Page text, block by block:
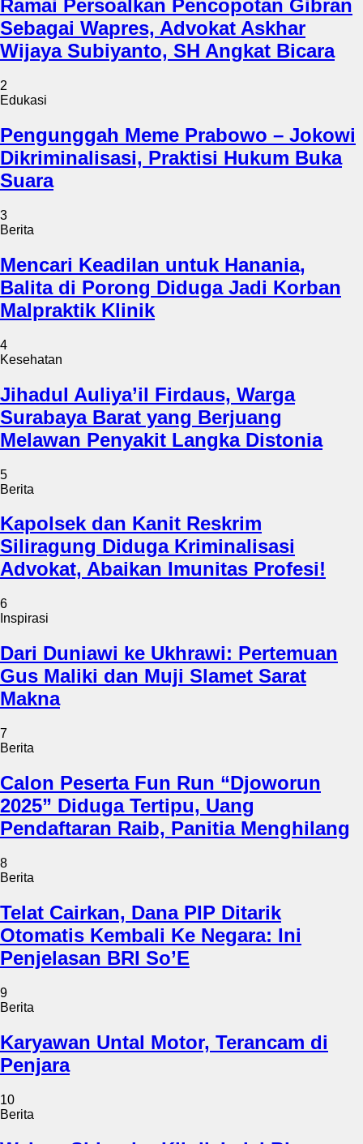
Ramai Persoalkan Pencopotan Gibran
Sebagai Wapres, Advokat Askhar
Wijaya Subiyanto, SH Angkat Bicara
2
Edukasi
Pengunggah Meme Prabowo – Jokowi
Dikriminalisasi, Praktisi Hukum Buka
Suara
3
Berita
Mencari Keadilan untuk Hanania,
Balita di Porong Diduga Jadi Korban
Malpraktik Klinik
4
Kesehatan
Jihadul Auliya’il Firdaus, Warga
Surabaya Barat yang Berjuang
Melawan Penyakit Langka Distonia
5
Berita
Kapolsek dan Kanit Reskrim
Siliragung Diduga Kriminalisasi
Advokat, Abaikan Imunitas Profesi!
6
Inspirasi
Dari Duniawi ke Ukhrawi: Pertemuan
Gus Maliki dan Muji Slamet Sarat
Makna
7
Berita
Calon Peserta Fun Run “Djoworun
2025” Diduga Tertipu, Uang
Pendaftaran Raib, Panitia Menghilang
8
Berita
Telat Cairkan, Dana PIP Ditarik
Otomatis Kembali Ke Negara: Ini
Penjelasan BRI So’E
9
Berita
Karyawan Untal Motor, Terancam di
Penjara
10
Berita